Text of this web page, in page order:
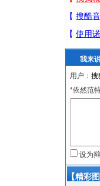
我来
用户：
*依然范
设为
【精彩